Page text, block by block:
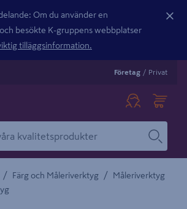
Om du använder en
besökte K-gruppens webbplatser
tilläggsinformation.
Företag / Privat
/ Färg och Måleriverktyg / Måleriverktyg